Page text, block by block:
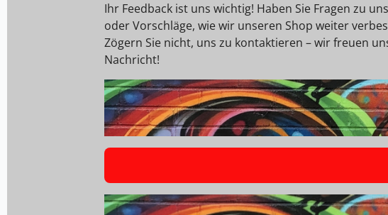
Ihr Feedback ist uns wichtig! Haben Sie Fragen zu
oder Vorschläge, wie wir unseren Shop weiter
Zögern Sie nicht, uns zu kontaktieren – wir freuen
Nachricht!